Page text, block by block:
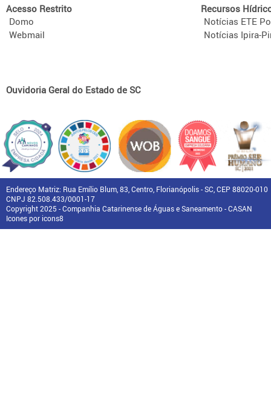
Acesso Restrito
Domo
Webmail
Recursos
Notícias ETE
Notícias Ipira-
Ouvidoria Geral do Estado de SC
Endereço Matriz: Rua Emílio Blum, 83, Centro, Florianópolis - SC, CEP 88020-010
CNPJ 82.508.433/0001-17
Copyright 2025 - Companhia Catarinense de Águas e Saneamento - CASAN
Icones por icons8